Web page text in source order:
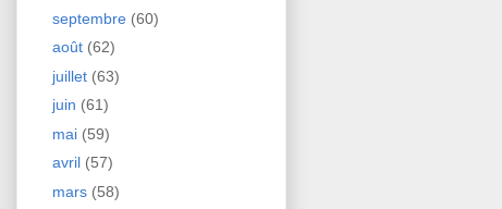
septembre (60)
août (62)
juillet (63)
juin (61)
mai (59)
avril (57)
mars (58)